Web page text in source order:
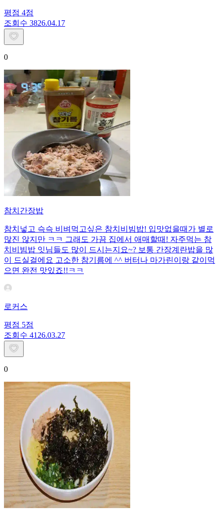
평점 4점
조회수 3826.04.17
0
참치간장밥
참치넣고 슥슥 비벼먹고싶은 참치비빔밥! 입맛없을때가 별로
많진 않지만 ㅋㅋ 그래도 가끔 집에서 애매할때! 자주먹는 참
치비빔밥 잇님들도 많이 드시는지요~? 보통 간장계란밥을 많
이 드실걸에요 고소한 참기름에 ^^ 버터나 마가린이랑 같이먹
으면 완전 맛있죠!!ㅋㅋ
로커스
평점 5점
조회수 41 26.03.27
0